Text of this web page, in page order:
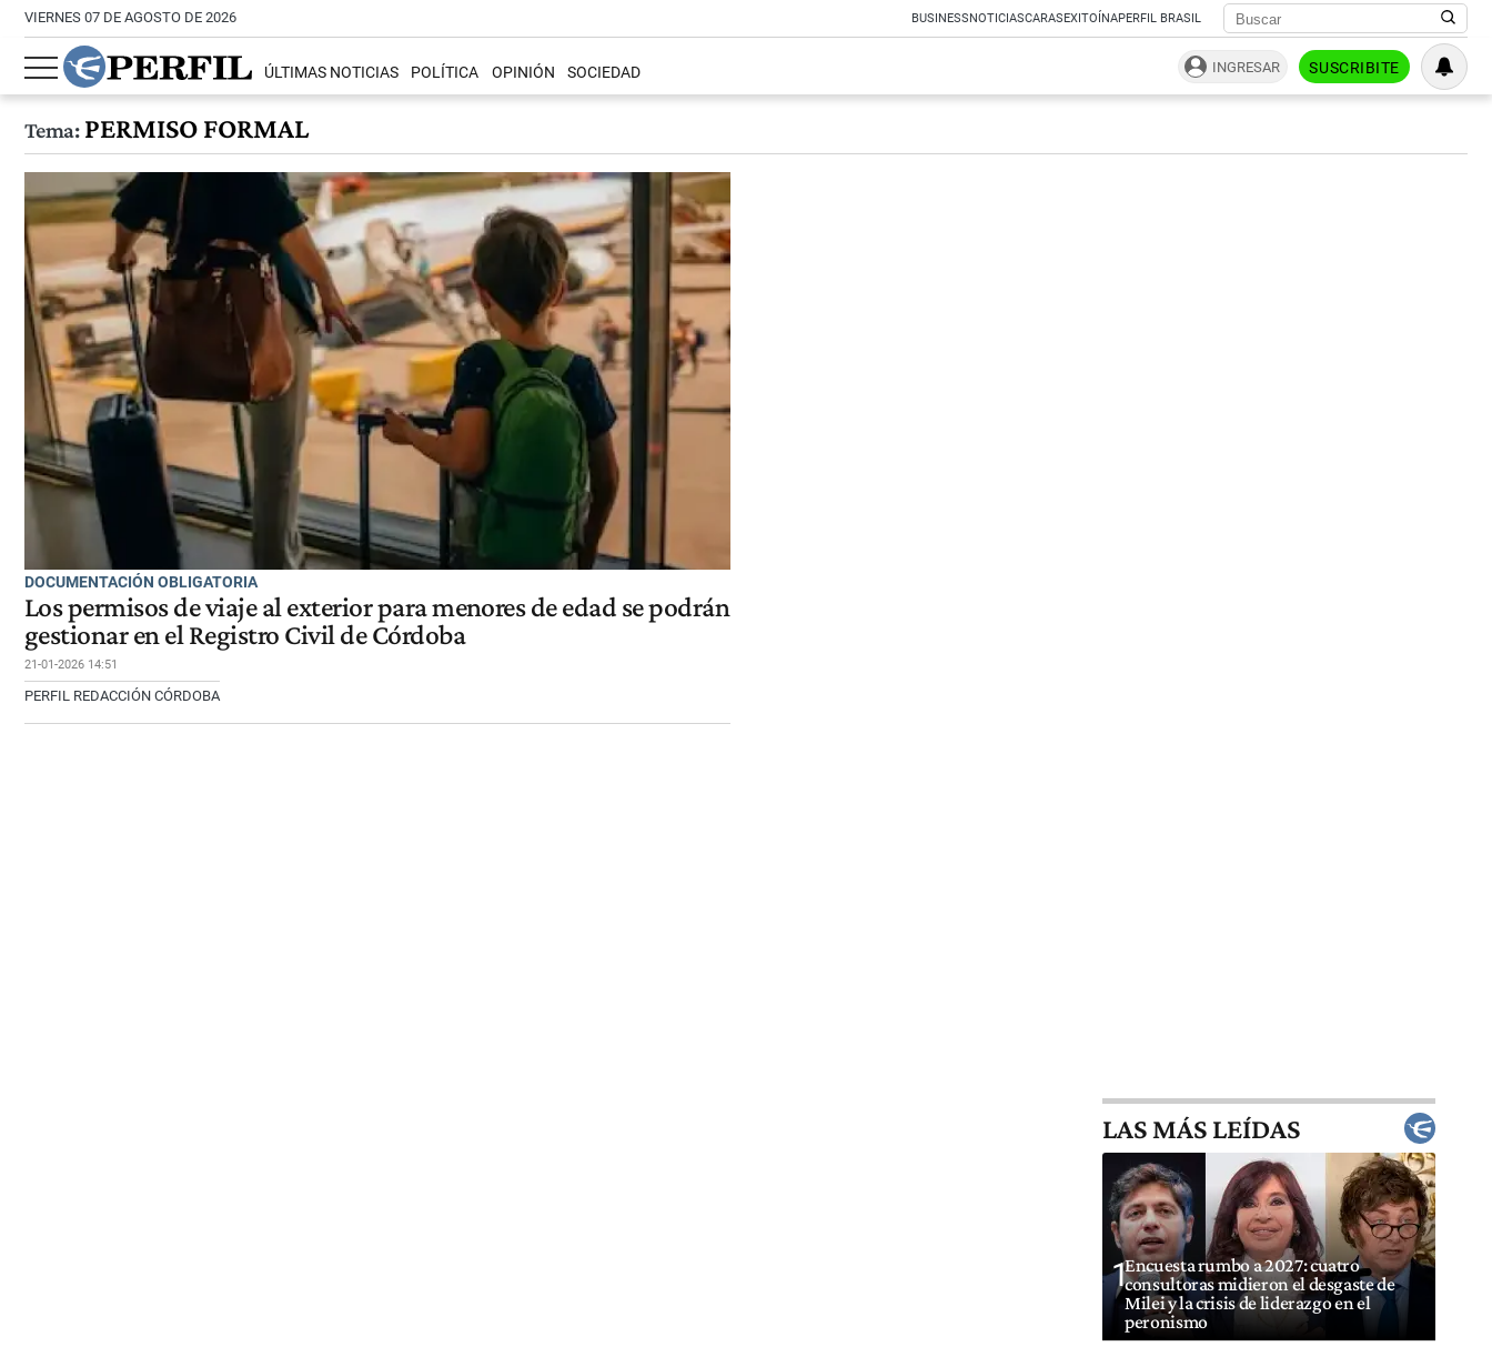
VIERNES 07 DE AGOSTO DE 2026 BUSINESSNOTICIASCARASEXITOÍNAPERFIL BRASIL
ÚLTIMAS NOTICIAS POLÍTICA OPINIÓN SOCIEDAD INGRESAR SUSCRIBITE
Tema:PERMISO FORMAL
DOCUMENTACIÓN OBLIGATORIA
Los permisos de viaje al exterior para menores de edad se podrán
gestionar en el Registro Civil de Córdoba
21-01-2026 14:51
PERFIL REDACCIÓN CÓRDOBA
LAS MÁS LEÍDAS
1Encuesta rumbo a 2027: cuatro
consultoras midieron el desgaste de
Milei y la crisis de liderazgo en el
peronismo